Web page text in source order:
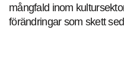
mångfald inom
förändringar som skett